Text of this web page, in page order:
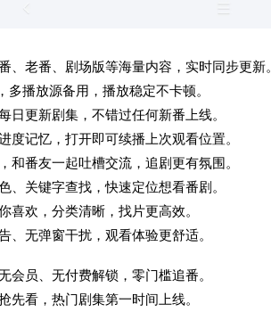
老番、剧场版等海量内容，实时同步更新。
播放源备用，播放稳定不卡顿。
更新剧集，不错过任何新番上线。
记忆，打开即可续播上次观看位置。
番友一起吐槽交流，追剧更有氛围。
关键字查找，快速定位想看番剧。
欢，分类清晰，找片更高效。
无弹窗干扰，观看体验更舒适。
员、无付费解锁，零门槛追番。
看，热门剧集第一时间上线。